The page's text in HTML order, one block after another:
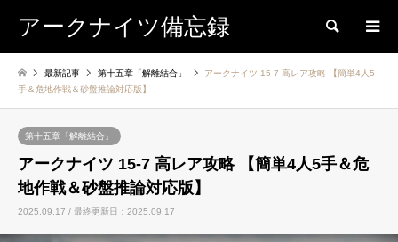
アークナイツ備忘録 検索
最新記事 第十五章「解離結合」
アークナイツ 15-7 高レア攻略 【簡単4人5
手＆危地作戦＆砂盤推論対応版】
第十五章「解離結合」
アークナイツ 15-7 高レア攻略 【簡単4人5手＆危
地作戦＆砂盤推論対応版】
2025.09.17 / 最終更新日：2025.09.17